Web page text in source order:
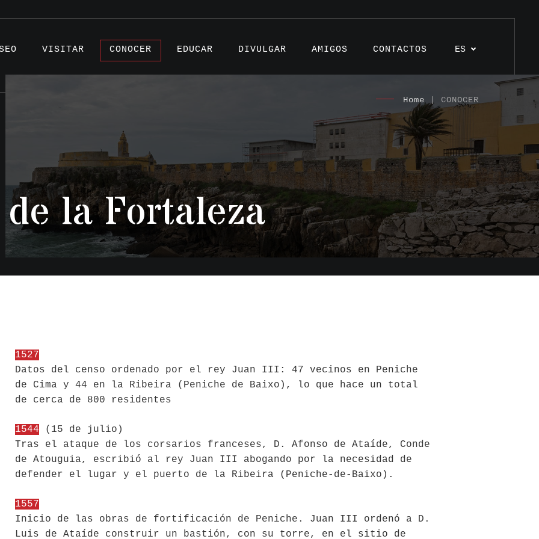
ES
VISITAR CONOCER
Artículos
Testimonios
EDUCAR DIVULGAR AMIGOS CONTACTOS
la Fortaleza
Home | CONOCER
1527
Datos del censo ordenado por el rey Juan III: 47 vecinos en Peniche
de Cima y 44 en la Ribeira (Peniche de Baixo), lo que hace un total
de cerca de 800 residentes
1544 (15 de julio)
Tras el ataque de los corsarios franceses, D. Afonso de Ataíde, Conde
de Atouguia, escribió al rey Juan III abogando por la necesidad de
defender el lugar y el puerto de la Ribeira (Peniche-de-Baixo).
1557
Inicio de las obras de fortificación de Peniche. Juan III ordenó a D.
Luis de Ataíde construir un bastión, con su torre, en el sitio de